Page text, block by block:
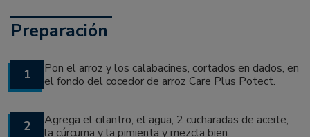
Preparación
1
Pon el arroz y los calabacines, cortados en dados, en
el fondo del cocedor de arroz Care Plus Potect.
2
Agrega el cilantro, el agua, 2 cucharadas de aceite,
la cúrcuma y la pimienta y mezcla bien.